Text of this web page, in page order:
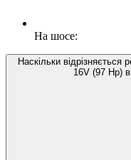
На шосе:
Наскільки
16V (97 Hp)